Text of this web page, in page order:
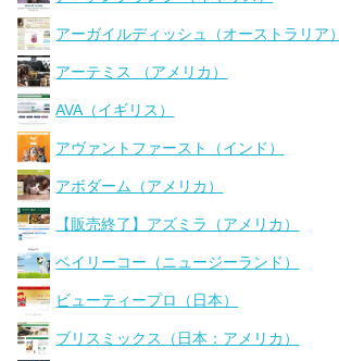
アーガイルディッシュ（オーストラリア）
アーテミス （アメリカ）
AVA（イギリス）
アヴァントファースト（インド）
アボダーム（アメリカ）
【販売終了】アズミラ（アメリカ）
ベイリーコー（ニュージーランド）
ビューティープロ（日本）
ブリスミックス（日本：アメリカ）